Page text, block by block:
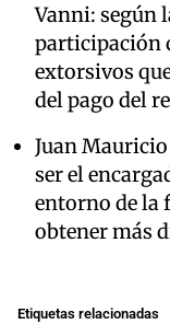
Vanni: según
participación
extorsivos
del pago del
Juan
ser el
entorno de la
obtener más
Etiquetas relacionadas